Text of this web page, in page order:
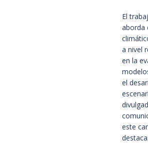
El
aborda
a nivel
en la
el
este